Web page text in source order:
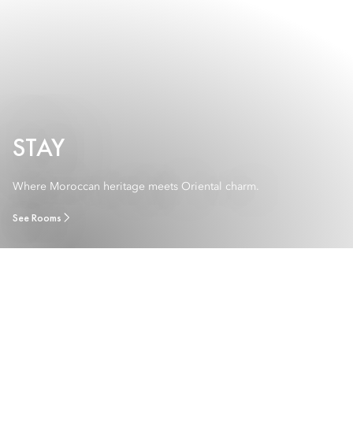
STAY
Where Moroccan heritage meets Oriental charm.
See Rooms